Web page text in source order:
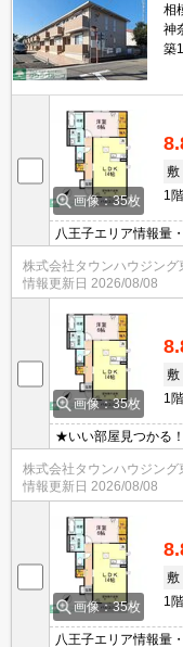
相
神
築
画像：35枚
敷
1階
八王子エリア情報量
です！
株式会社タウンハウジング
情報更新日 2026/08/08
画像：35枚
敷
1階
★いい部屋見つかる
株式会社タウンハウジング
情報更新日 2026/08/08
画像：35枚
敷
1階
八王子エリア情報量